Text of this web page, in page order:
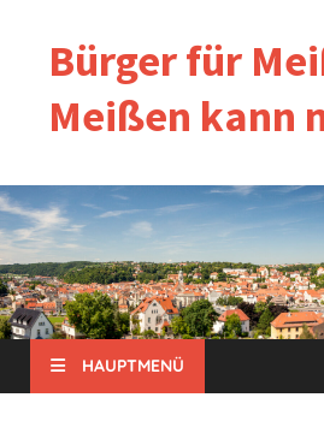
Bürger für
Meißen kann
HAUPTMENÜ